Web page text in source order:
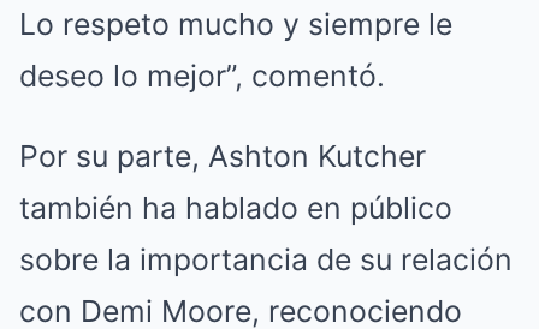
Lo respeto mucho y siempre le
deseo lo mejor”, comentó.
Por su parte, Ashton Kutcher
también ha hablado en público
sobre la importancia de su relación
con Demi Moore, reconociendo